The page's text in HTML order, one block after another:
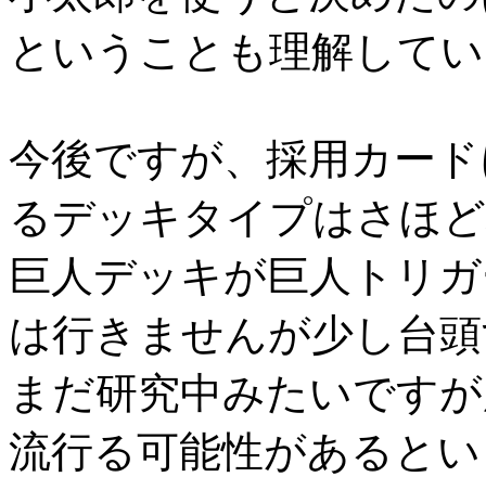
ということも理解して
今後ですが、採用カー
るデッキタイプはさほ
巨人デッキが巨人トリ
は行きませんが少し台
まだ研究中みたいです
流行る可能性があると